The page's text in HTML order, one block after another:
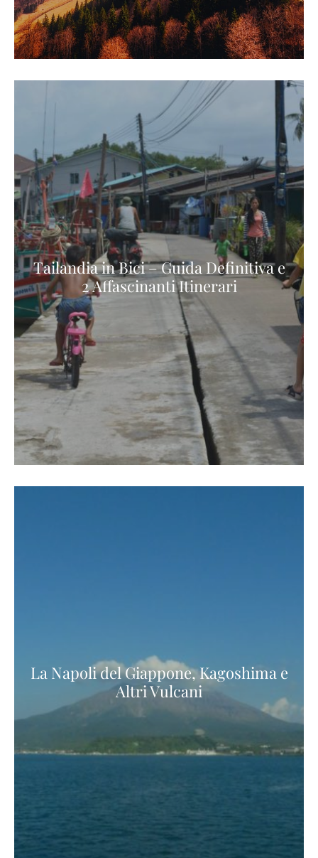
Tailandia in Bici – Guida Definitiva e
2 Affascinanti Itinerari
La Napoli del Giappone, Kagoshima e
Altri Vulcani